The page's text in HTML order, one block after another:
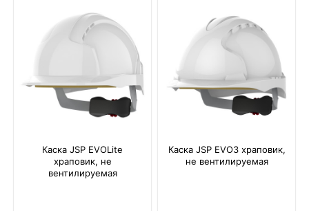
Каска JSP EVOLite
храповик, не
вентилируемая
Каска JSP EVO3 храповик,
не вентилируемая